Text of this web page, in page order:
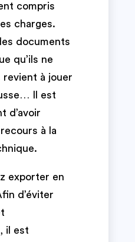
compris
charges.
documents
qu’ils ne
revient à jouer
Il est
d’avoir
à la
exporter en
d’éviter
il est